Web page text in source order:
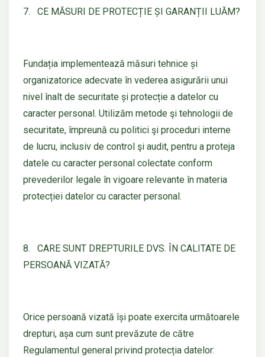
7. CE MĂSURI DE PROTECȚIE ȘI GARANȚII LUĂM?
Fundația implementează măsuri tehnice și
organizatorice adecvate în vederea asigurării unui
nivel înalt de securitate și protecție a datelor cu
caracter personal. Utilizăm metode şi tehnologii de
securitate, împreună cu politici şi proceduri interne
de lucru, inclusiv de control şi audit, pentru a proteja
datele cu caracter personal colectate conform
prevederilor legale în vigoare relevante în materia
protecției datelor cu caracter personal.
8. CARE SUNT DREPTURILE DVS. ÎN CALITATE DE
PERSOANĂ VIZATĂ?
Orice persoană vizată își poate exercita următoarele
drepturi, așa cum sunt prevăzute de către
Regulamentul general privind protecția datelor: